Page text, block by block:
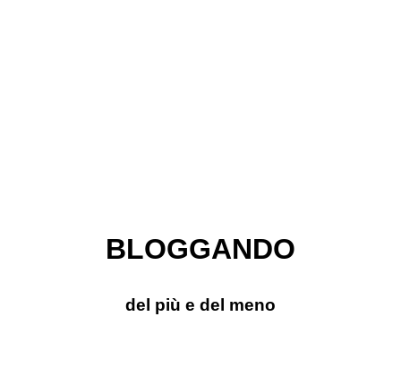
BLOGGANDO
del più e del meno